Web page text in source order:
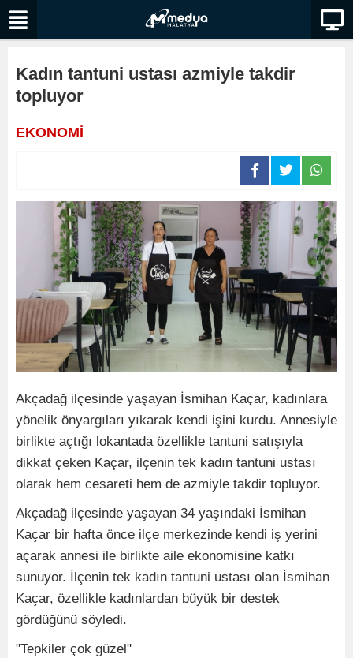
Kadın tantuni ustası azmiyle takdir
topluyor
EKONOMİ
Akçadağ ilçesinde yaşayan İsmihan Kaçar, kadınlara
yönelik önyargıları yıkarak kendi işini kurdu. Annesiyle
birlikte açtığı lokantada özellikle tantuni satışıyla
dikkat çeken Kaçar, ilçenin tek kadın tantuni ustası
olarak hem cesareti hem de azmiyle takdir topluyor.
Akçadağ ilçesinde yaşayan 34 yaşındaki İsmihan
Kaçar bir hafta önce ilçe merkezinde kendi iş yerini
açarak annesi ile birlikte aile ekonomisine katkı
sunuyor. İlçenin tek kadın tantuni ustası olan İsmihan
Kaçar, özellikle kadınlardan büyük bir destek
gördüğünü söyledi.
"Tepkiler çok güzel"